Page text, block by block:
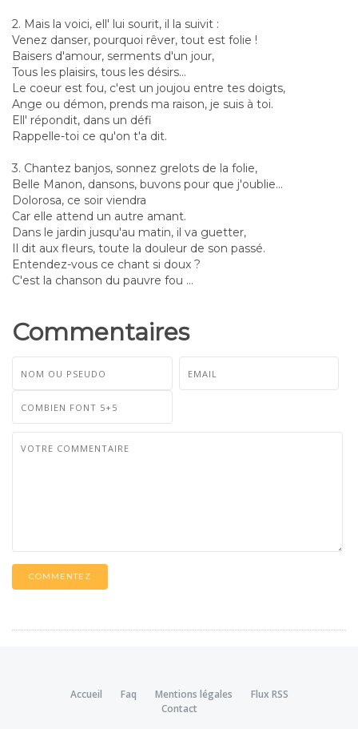
2. Mais la voici, ell' lui sourit, il la suivit :
Venez danser, pourquoi rêver, tout est folie !
Baisers d'amour, serments d'un jour,
Tous les plaisirs, tous les désirs...
Le coeur est fou, c'est un joujou entre tes doigts,
Ange ou démon, prends ma raison, je suis à toi.
Ell' répondit, dans un défi
Rappelle-toi ce qu'on t'a dit.
3. Chantez banjos, sonnez grelots de la folie,
Belle Manon, dansons, buvons pour que j'oublie...
Dolorosa, ce soir viendra
Car elle attend un autre amant.
Dans le jardin jusqu'au matin, il va guetter,
Il dit aux fleurs, toute la douleur de son passé.
Entendez-vous ce chant si doux ?
C'est la chanson du pauvre fou ...
Commentaires
COMMENTEZ
Accueil Faq Mentions légales
Flux RSS
Contact